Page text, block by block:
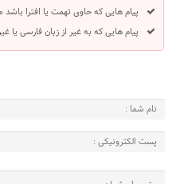
پیام هایی که حاوی تهمت یا افترا
پیام هایی که به غیر از زبان فارسی